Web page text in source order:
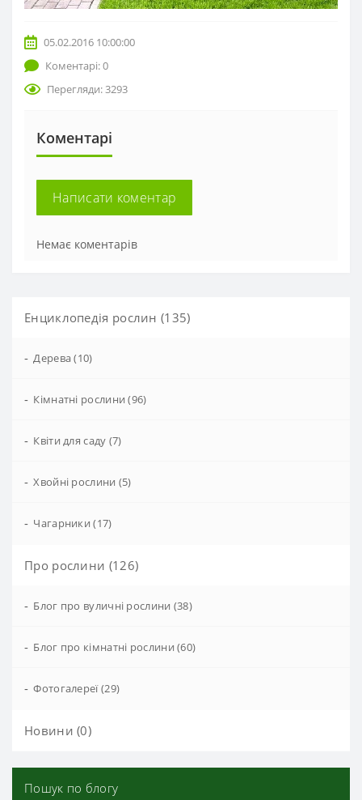
05.02.2016 10:00:00
Коментарі: 0
Перегляди: 3293
Коментарі
Написати коментар
Немає коментарів
Енциклопедія рослин (135)
- Дерева (10)
- Кімнатні рослини (96)
- Квіти для саду (7)
- Хвойні рослини (5)
- Чагарники (17)
Про рослини (126)
- Блог про вуличні рослини (38)
- Блог про кімнатні рослини (60)
- Фотогалереї (29)
Новини (0)
Пошук по блогу